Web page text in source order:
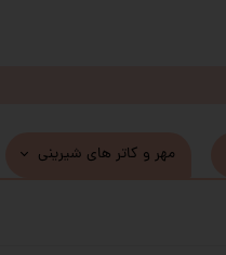
مهر و کاتر های شیرینی